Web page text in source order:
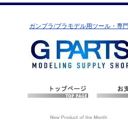
ガンプラ/プラモデル用ツール・専